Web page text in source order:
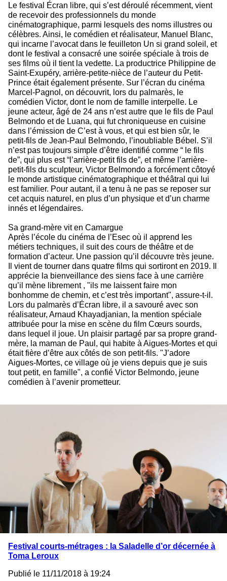
Le festival Écran libre, qui s’est déroulé récemment, vient
de recevoir des professionnels du monde
cinématographique, parmi lesquels des noms illustres ou
célèbres. Ainsi, le comédien et réalisateur, Manuel Blanc,
qui incarne l’avocat dans le feuilleton Un si grand soleil, et
dont le festival a consacré une soirée spéciale à trois de
ses films où il tient la vedette. La productrice Philippine de
Saint-Exupéry, arrière-petite-nièce de l’auteur du Petit-
Prince était également présente. Sur l’écran du cinéma
Marcel-Pagnol, on découvrit, lors du palmarès, le
comédien Victor, dont le nom de famille interpelle. Le
jeune acteur, âgé de 24 ans n’est autre que le fils de Paul
Belmondo et de Luana, qui fut chroniqueuse en cuisine
dans l’émission de C’est à vous, et qui est bien sûr, le
petit-fils de Jean-Paul Belmondo, l’inoubliable Bébel. S’il
n’est pas toujours simple d’être identifié comme “ le fils
de”, qui plus est “l’arrière-petit fils de”, et même l’arrière-
petit-fils du sculpteur, Victor Belmondo a forcément côtoyé
le monde artistique cinématographique et théâtral qui lui
est familier. Pour autant, il a tenu à ne pas se reposer sur
cet acquis naturel, en plus d’un physique et d’un charme
innés et légendaires.
Sa grand-mère vit en Camargue
Après l’école du cinéma de l’Esec où il apprend les
métiers techniques, il suit des cours de théâtre et de
formation d’acteur. Une passion qu’il découvre très jeune.
Il vient de tourner dans quatre films qui sortiront en 2019. Il
apprécie la bienveillance des siens face à une carrière
qu’il mène librement , "ils me laissent faire mon
bonhomme de chemin, et c’est très important", assure-t-il.
Lors du palmarès d’Écran libre, il a savouré avec son
réalisateur, Arnaud Khayadjanian, la mention spéciale
attribuée pour la mise en scène du film Cœurs sourds,
dans lequel il joue. Un plaisir partagé par sa propre grand-
mère, la maman de Paul, qui habite à Aigues-Mortes et qui
était fière d’être aux côtés de son petit-fils. "J’adore
Aigues-Mortes, ce village où je viens depuis que je suis
tout petit, en famille", a confié Victor Belmondo, jeune
comédien à l’avenir prometteur.
Festival courts-métrages : la Saladelle d’or décernée à
Toma Leroux
Publié le 11/11/2018 à 19:24